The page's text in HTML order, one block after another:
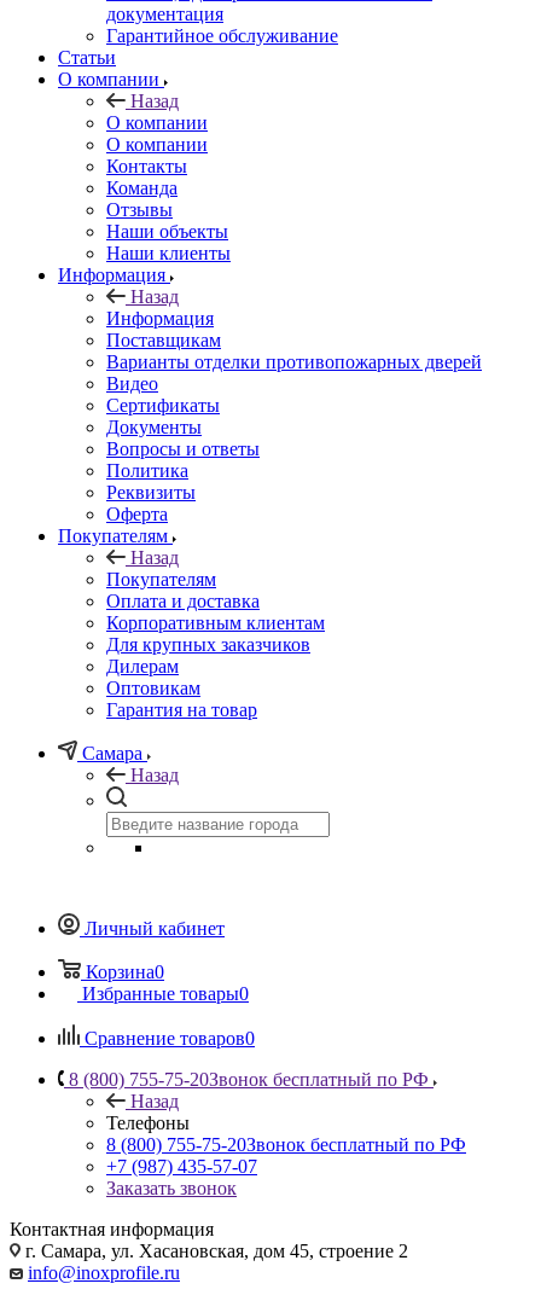
документация
Гарантийное обслуживание
Статьи
О компании
Назад
О компании
О компании
Контакты
Команда
Отзывы
Наши объекты
Наши клиенты
Информация
Назад
Информация
Поставщикам
Варианты отделки противопожарных дверей
Видео
Сертификаты
Документы
Вопросы и ответы
Политика
Реквизиты
Оферта
Покупателям
Назад
Покупателям
Оплата и доставка
Корпоративным клиентам
Для крупных заказчиков
Дилерам
Оптовикам
Гарантия на товар
Самара
Назад
Личный кабинет
Корзина0
Избранные товары0
Сравнение товаров0
8 (800) 755-75-20Звонок бесплатный по РФ
Назад
Телефоны
8 (800) 755-75-20Звонок бесплатный по РФ
+7 (987) 435-57-07
Заказать звонок
Контактная информация
г. Самара, ул. Хасановская, дом 45, строение 2
info@inoxprofile.ru